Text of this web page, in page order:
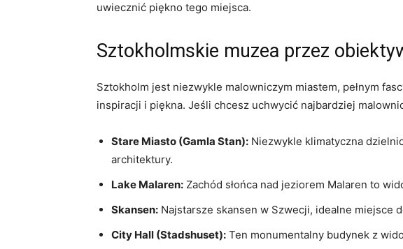
uwiecznić piękno tego⁣ miejsca.
Sztokholmskie muzea‌ przez
Sztokholm ‍jest niezwykle malowniczym‌ miastem, pełnym
inspiracji i⁢ piękna.⁤ Jeśli chcesz uchwycić najbardziej
Stare Miasto (Gamla Stan): ‍Niezwykle klimatyczna
architektury.
Lake ​Malaren: Zachód słońca​ nad ‍jeziorem ​Malaren to
Skansen: Najstarsze skansen⁤ w Szwecji,⁢ idealne miejsce
City‌ Hall (Stadshuset): Ten monumentalny budynek⁤ z